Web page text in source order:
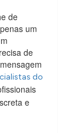
de
um
de
do
e